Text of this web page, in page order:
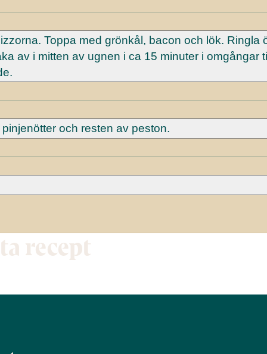
Toppa med grönkål, bacon och lök. Ringla
av i mitten av ugnen i ca 15 minuter i omgångar
och resten av peston.
recept